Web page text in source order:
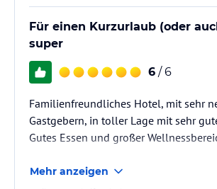
Für einen Kurzurlaub (oder
super
6 / 6
Familienfreundliches Hotel, mit sehr
Gastgebern, in toller Lage mit sehr
Gutes Essen und großer
Mehr anzeigen